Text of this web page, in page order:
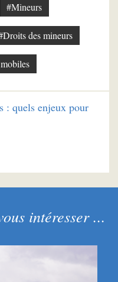
#Mineurs
des mineurs
: quels enjeux pour
intéresser ...